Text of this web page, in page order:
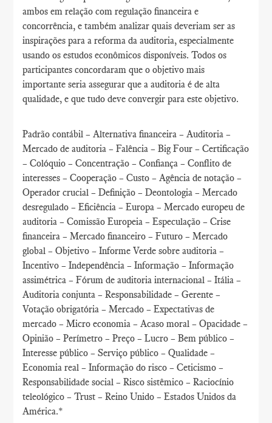
ambos em relação com regulação financeira e
concorrência, e também analizar quais deveriam ser as
inspirações para a reforma da auditoria, especialmente
usando os estudos econômicos disponíveis. Todos os
participantes concordaram que o objetivo mais
importante seria assegurar que a auditoria é de alta
qualidade, e que tudo deve convergir para este objetivo.
Padrão contábil – Alternativa financeira – Auditoria –
Mercado de auditoria – Falência – Big Four – Certificação
– Colóquio – Concentração – Confiança – Conflito de
interesses – Cooperação – Custo – Agência de notação –
Operador crucial – Definição – Deontologia – Mercado
desregulado – Eficiência – Europa – Mercado europeu de
auditoria – Comissão Europeia – Especulação – Crise
financeira – Mercado financeiro – Futuro – Mercado
global – Objetivo – Informe Verde sobre auditoria –
Incentivo – Independência – Informação – Informação
assimétrica – Fórum de auditoria internacional – Itália –
Auditoria conjunta – Responsabilidade – Gerente –
Votação obrigatória – Mercado – Expectativas de
mercado – Micro economia – Acaso moral – Opacidade –
Opinião – Perímetro – Preço – Lucro – Bem público –
Interesse público – Serviço público – Qualidade –
Economia real – Informação do risco – Ceticismo –
Responsabilidade social – Risco sistêmico – Raciocínio
teleológico – Trust – Reino Unido – Estados Unidos da
América.*